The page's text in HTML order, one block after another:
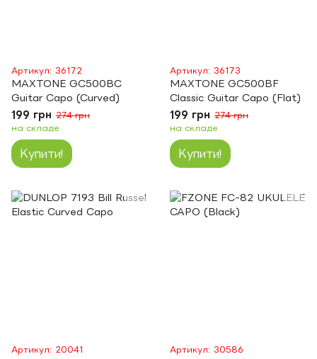
Артикул: 36172
MAXTONE GC500BC
Guitar Capo (Curved)
199 грн 274 грн
на складе
Купити!
Артикул: 36173
MAXTONE GC500BF
Classic Guitar Capo (Flat)
199 грн 274 грн
на складе
Купити!
Артикул: 20041 Артикул: 30586